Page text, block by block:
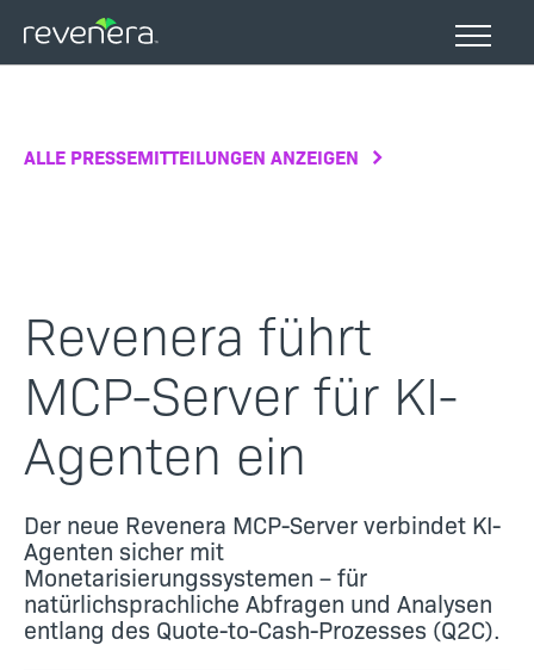
zum
Inhalt
ALLE PRESSEMITTEILUNGEN ANZEIGEN
Revenera führt
MCP-Server für KI-
Agenten ein
Der neue Revenera MCP-Server verbindet KI-
Agenten sicher mit
Monetarisierungssystemen – für
natürlichsprachliche Abfragen und Analysen
entlang des Quote-to-Cash-Prozesses (Q2C).